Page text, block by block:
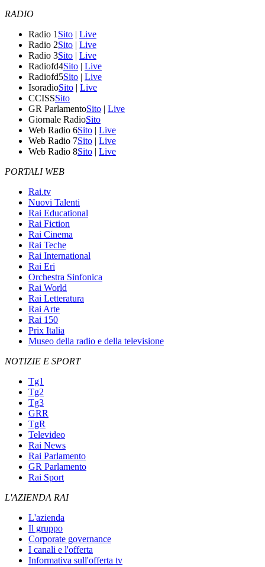
RADIO
Radio 1 Sito | Live
Radio 2Sito | Live
Radio 3Sito | Live
Radiofd4Sito | Live
Radiofd5Sito | Live
IsoradioSito | Live
CCISSSito
GR ParlamentoSito | Live
Giornale RadioSito
Web Radio 6Sito | Live
Web Radio 7Sito | Live
Web Radio 8Sito | Live
PORTALI WEB
Rai.tv
Nuovi Talenti
Rai Educational
Rai Fiction
Rai Cinema
Rai Teche
Rai International
Rai Eri
Orchestra Sinfonica
Rai World
Rai Letteratura
Rai Arte
Rai 150
Prix Italia
Museo della radio e della televisione
NOTIZIE E SPORT
Tg1
Tg2
Tg3
GRR
TgR
Televideo
Rai News
Rai Parlamento
GR Parlamento
Rai Sport
L'AZIENDA RAI
L'azienda
Il gruppo
Corporate governance
I canali e l'offerta
Informativa sull'offerta tv